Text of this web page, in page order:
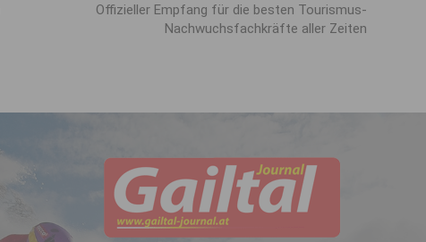
Offizieller Empfang für die besten Tourismus-
Nachwuchsfachkräfte aller Zeiten